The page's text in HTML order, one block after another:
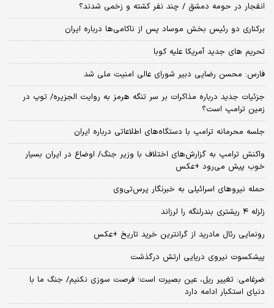
انفجار در حومه دمشق / چند نفر کشته و زخمی شدند؟
برکناری دو رئیس بخش موساد پس از ناکامی‌ها درباره ایران
تحریم های جدید آمریکا علیه کوبا
فارس: محسن رضایی دبیر شورای عالی امنیت ملی شد
جزئیات جدید درباره مذاکرات بر سر تنگه هرمز به روایت الجزیره/ توپ در
زمین ترامپ است؟
جلسه محرمانه ترامپ با دستگاه‌های اطلاعاتی درباره ایران
واکنش ترامپ به گزارش‌های اختلاف با وزیر جنگ/ اوضاع در ایران بسیار
خوب پیش می‌رود +عکس
حمله نیروهای اسرائیلی به خبرنگار پرس‌تی‌وی
زلزله ۴ ریشتری بندرلنگه را لرزاند
رونمایی رئال مادرید از گرانترین خرید تاریخ +عکس
پیشکسوت نیروی دریایی ارتش درگذشت
ضرغامی: تغییر ریل، عین بصیرت است؛ فرصت سوزی نکنیم/ جنگ ما با
دنیای استکبار ادامه دارد